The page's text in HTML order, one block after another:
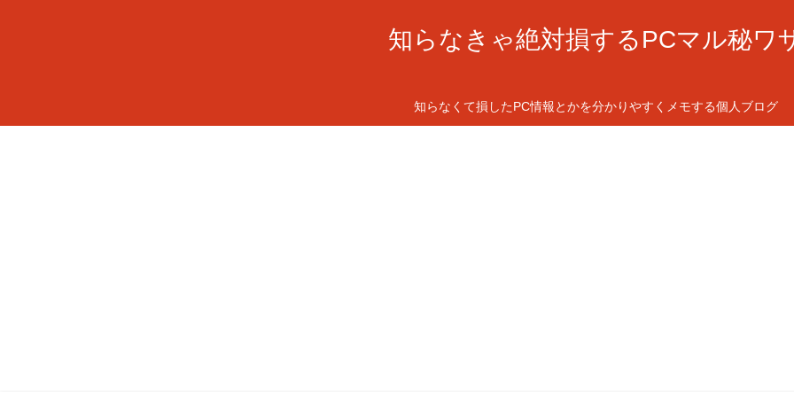
知らなきゃ絶対損するPCマル秘ワ
知らなくて損したPC情報とかを分かりやすくメモする個人ブログ